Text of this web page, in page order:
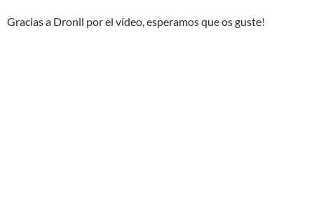
Gracias a Dronil por el vídeo, esperamos que os guste!